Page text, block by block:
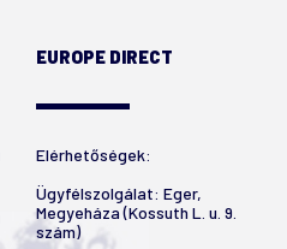
EUROPE DIRECT
Elérhetőségek:
Ügyfélszolgálat: Eger,
Megyeháza (Kossuth L. u. 9.
szám)